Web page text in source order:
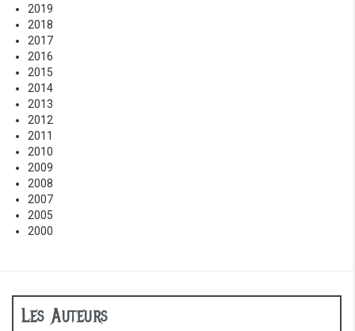
2019
2018
2017
2016
2015
2014
2013
2012
2011
2010
2009
2008
2007
2005
2000
Les Auteurs